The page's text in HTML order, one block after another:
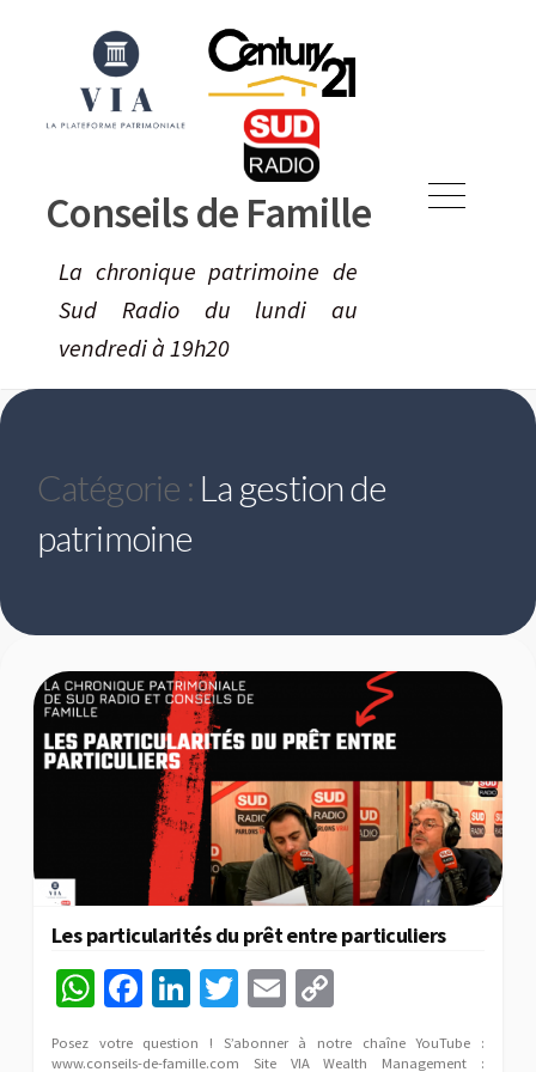
Conseils de Famille
La chronique patrimoine de
Sud Radio du lundi au
vendredi à 19h20
Menu
Catégorie : La gestion de
patrimoine
Les particularités du prêt entre particuliers
W Fa
ce
Li
n
T
wi
E
m
o
Posez votre question ! S’abonner à notre chaîne YouTube :
www.conseils-de-famille.com Site VIA Wealth Management :